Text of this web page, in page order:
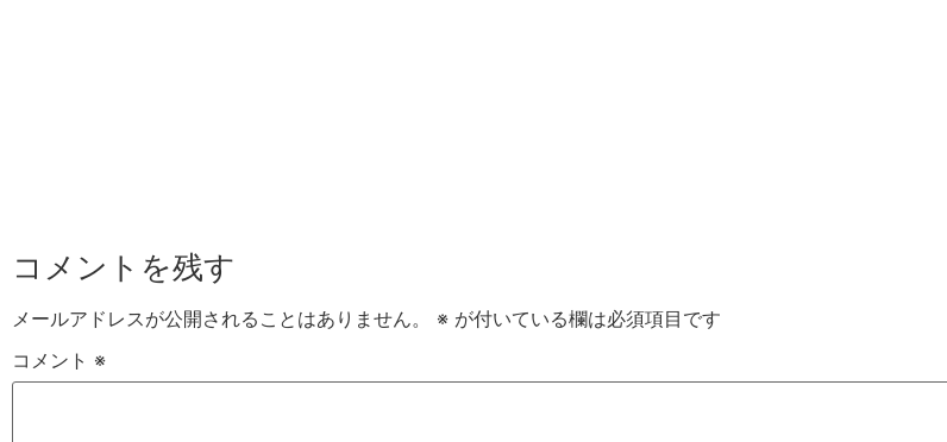
コメントを残す
メールアドレスが公開されることはありません。 ※ が付いている欄は必須項目です
コメント ※